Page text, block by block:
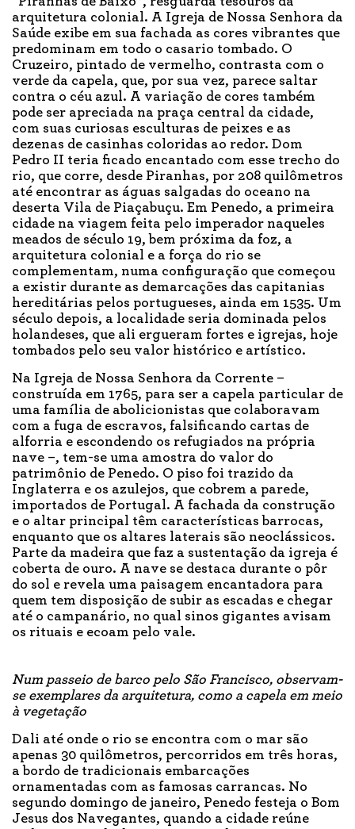
arquitetura colonial. A Igreja de Nossa Senhora da
Saúde exibe em sua fachada as cores vibrantes que
predominam em todo o casario tombado. O
Cruzeiro, pintado de vermelho, contrasta com o
verde da capela, que, por sua vez, parece saltar
contra o céu azul. A variação de cores também
pode ser apreciada na praça central da cidade,
com suas curiosas esculturas de peixes e as
dezenas de casinhas coloridas ao redor. Dom
Pedro II teria ficado encantado com esse trecho do
rio, que corre, desde Piranhas, por 208 quilômetros
até encontrar as águas salgadas do oceano na
deserta Vila de Piaçabuçu. Em Penedo, a primeira
cidade na viagem feita pelo imperador naqueles
meados de século 19, bem próxima da foz, a
arquitetura colonial e a força do rio se
complementam, numa configuração que começou
a existir durante as demarcações das capitanias
hereditárias pelos portugueses, ainda em 1535. Um
século depois, a localidade seria dominada pelos
holandeses, que ali ergueram fortes e igrejas, hoje
tombados pelo seu valor histórico e artístico.
Na Igreja de Nossa Senhora da Corrente –
construída em 1765, para ser a capela particular de
uma família de abolicionistas que colaboravam
com a fuga de escravos, falsificando cartas de
alforria e escondendo os refugiados na própria
nave –, tem-se uma amostra do valor do
patrimônio de Penedo. O piso foi trazido da
Inglaterra e os azulejos, que cobrem a parede,
importados de Portugal. A fachada da construção
e o altar principal têm características barrocas,
enquanto que os altares laterais são neoclássicos.
Parte da madeira que faz a sustentação da igreja é
coberta de ouro. A nave se destaca durante o pôr
do sol e revela uma paisagem encantadora para
quem tem disposição de subir as escadas e chegar
até o campanário, no qual sinos gigantes avisam
os rituais e ecoam pelo vale.
Num passeio de barco pelo São Francisco, observam-
se exemplares da arquitetura, como a capela em meio
à vegetação
Dali até onde o rio se encontra com o mar são
apenas 30 quilômetros, percorridos em três horas,
a bordo de tradicionais embarcações
ornamentadas com as famosas carrancas. No
segundo domingo de janeiro, Penedo festeja o Bom
Jesus dos Navegantes, quando a cidade reúne